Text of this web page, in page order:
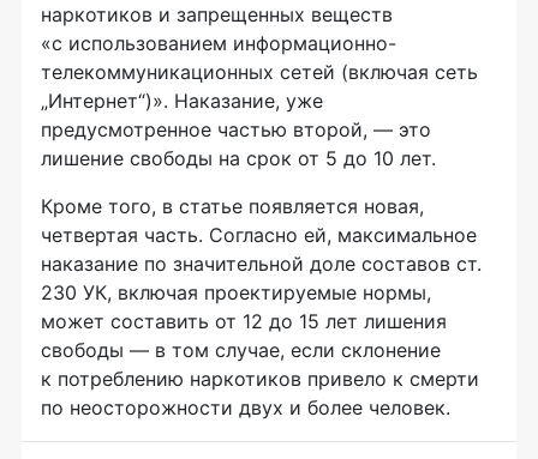
наркотиков и запрещенных веществ
«с использованием информационно-
телекоммуникационных сетей (включая сеть
„Интернет“)». Наказание, уже
предусмотренное частью второй, — это
лишение свободы на срок от 5 до 10 лет.
Кроме того, в статье появляется новая,
четвертая часть. Согласно ей, максимальное
наказание по значительной доле составов ст.
230 УК, включая проектируемые нормы,
может составить от 12 до 15 лет лишения
свободы — в том случае, если склонение
к потреблению наркотиков привело к смерти
по неосторожности двух и более человек.